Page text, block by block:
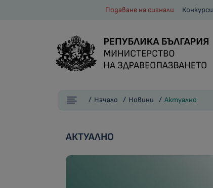
Подаване на сигнали Конкурси
Начало Новини Актуално
АКТУАЛНО